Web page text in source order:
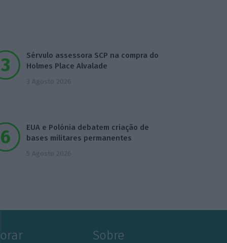
Sérvulo assessora SCP na compra do
Holmes Place Alvalade
3 Agosto 2026
EUA e Polónia debatem criação de
bases militares permanentes
5 Agosto 2026
Sobre